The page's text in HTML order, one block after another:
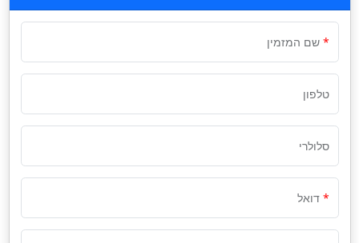
שם המזמין
טלפון
סלולרי
דואל